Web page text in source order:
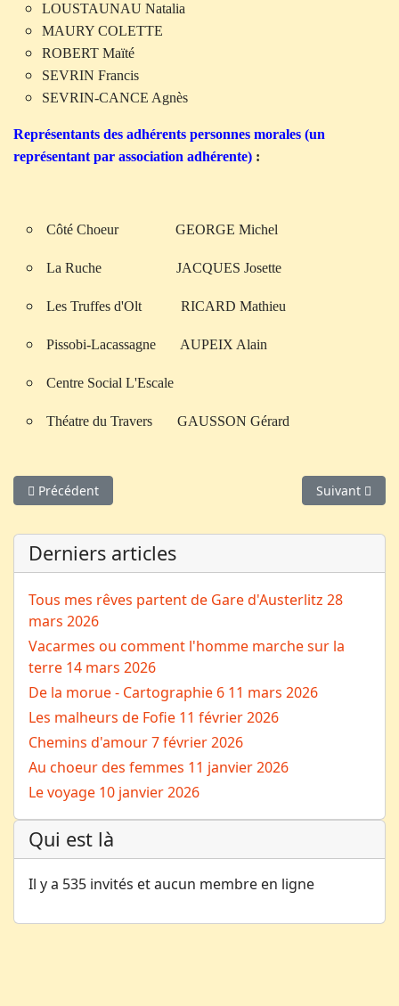
LOUSTAUNAU Natalia
MAURY COLETTE
ROBERT Maïté
SEVRIN Francis
SEVRIN-CANCE Agnès
Représentants des adhérents personnes morales (un
représentant par association adhérente) :
Côté Choeur GEORGE Michel
La Ruche JACQUES Josette
Les Truffes d'Olt RICARD Mathieu
Pissobi-Lacassagne AUPEIX Alain
Centre Social L'Escale
Théatre du Travers GAUSSON Gérard
Article précédent : Le bureau
Précédent Article
Suivant
Derniers articles
Tous mes rêves partent de Gare d'Austerlitz 28
mars 2026
Vacarmes ou comment l'homme marche sur la
terre 14 mars 2026
De la morue - Cartographie 6 11 mars 2026
Les malheurs de Fofie 11 février 2026
Chemins d'amour7 février 2026
Au choeur des femmes 11 janvier 2026
Le voyage 10 janvier 2026
Qui est là
Il y a 535 invités et aucun membre en ligne